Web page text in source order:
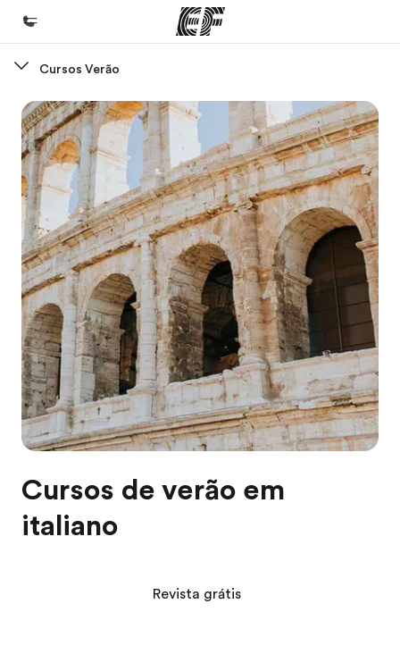
Bem-vindo à EF
Programas
Saiba tudo que oferecemos
Escritórios
Encontre um escritório
Sobre nós
Quem somos
Carreiras
Junte-se a nós
Cursos Verão
Cursos de verão em
italiano
Revista grátis